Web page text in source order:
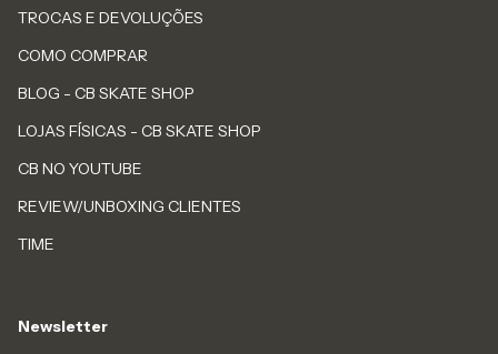
TROCAS E DEVOLUÇÕES
COMO COMPRAR
BLOG - CB SKATE SHOP
LOJAS FÍSICAS - CB SKATE SHOP
CB NO YOUTUBE
REVIEW/UNBOXING CLIENTES
TIME
Newsletter